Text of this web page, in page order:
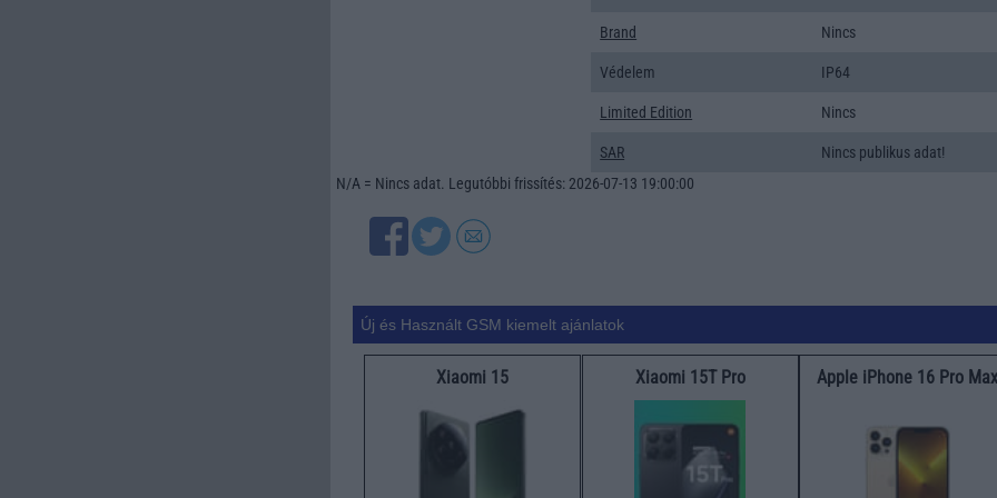
Brand Nincs
Védelem IP64
Limited Edition Nincs
SAR
Nincs publikus adat!
N/A = Nincs adat. Legutóbbi frissítés: 2026-07-13 19:00:00
Új és Használt GSM kiemelt ajánlatok
Xiaomi 15 Xiaomi 15T Pro Apple iPhone 16 Pro